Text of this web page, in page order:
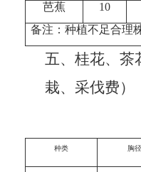
芭蕉
10
备注：种植不足合理
五、桂花、茶
栽、采伐费）
种类 胸